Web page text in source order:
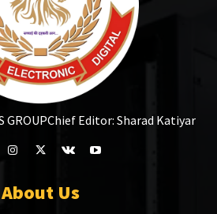
GROUPChief Editor: Sharad Katiyar
About Us